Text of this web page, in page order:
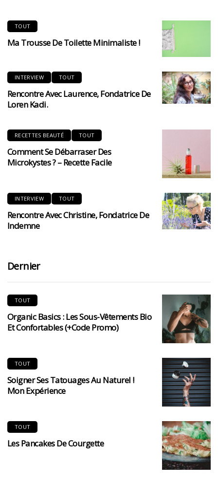
TOUT
Ma Trousse De Toilette Minimaliste !
INTERVIEW TOUT
Rencontre Avec Laurence, Fondatrice De
Loren Kadi.
RECETTES BEAUTÉ TOUT
Comment Se Débarraser Des
Microkystes ? – Recette Facile
INTERVIEW TOUT
Rencontre Avec Christine, Fondatrice De
Indemne
Dernier
TOUT
Organic Basics : Les Sous-Vêtements Bio
Et Confortables (+code Promo)
TOUT
Soigner Ses Tatouages Au Naturel !
Mon Expérience
TOUT
Les Pancakes De Courgette